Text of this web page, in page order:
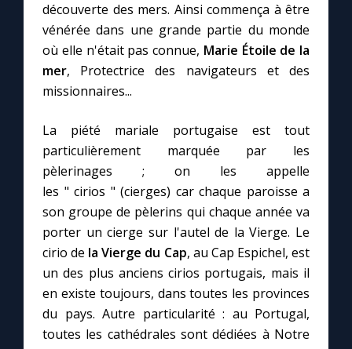
découverte des mers. Ainsi commença à être
vénérée dans une grande partie du monde
où elle n'était pas connue, Marie Étoile de la
mer, Protectrice des navigateurs et des
missionnaires...
La piété mariale portugaise est tout
particulièrement marquée par les
pèlerinages ; on les appelle
les " cirios " (cierges) car chaque paroisse a
son groupe de pèlerins qui chaque année va
porter un cierge sur l'autel de la Vierge. Le
cirio de la Vierge du Cap, au Cap Espichel, est
un des plus anciens cirios portugais, mais il
en existe toujours, dans toutes les provinces
du pays. Autre particularité : au Portugal,
toutes les cathédrales sont dédiées à Notre